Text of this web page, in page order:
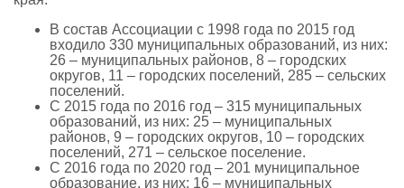
В состав Ассоциации с 1998 года по 2015 год
входило 330 муниципальных образований, из них:
26 – муниципальных районов, 8 – городских
округов, 11 – городских поселений, 285 – сельских
поселений.
С 2015 года по 2016 год – 315 муниципальных
образований, из них: 25 – муниципальных
районов, 9 – городских округов, 10 – городских
поселений, 271 – сельское поселение.
С 2016 года по 2020 год – 201 муниципальное
образование, из них: 16 – муниципальных